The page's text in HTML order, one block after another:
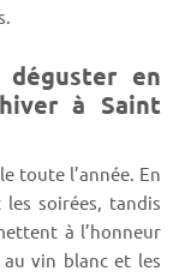
déguster en
à Saint
toute l’année. En
soirées, tandis
à l’honneur
vin blanc et les